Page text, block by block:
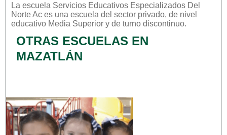
La escuela Servicios Educativos Especializados Del
Norte Ac es una escuela del sector privado, de nivel
educativo Media Superior y de turno discontinuo.
OTRAS ESCUELAS EN
MAZATLÁN